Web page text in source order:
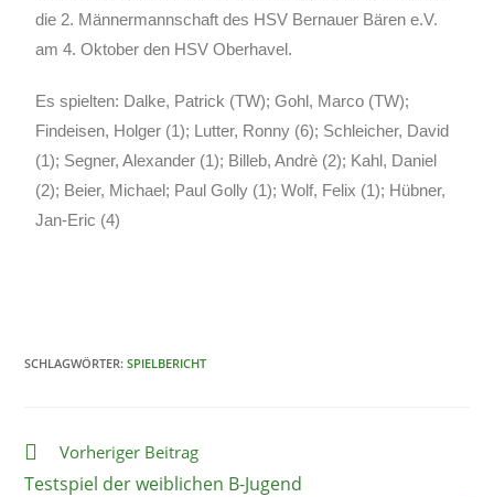
die 2. Männermannschaft des HSV Bernauer Bären e.V.
am 4. Oktober den HSV Oberhavel.
Es spielten: Dalke, Patrick (TW); Gohl, Marco (TW);
Findeisen, Holger (1); Lutter, Ronny (6); Schleicher, David
(1); Segner, Alexander (1); Billeb, Andrè (2); Kahl, Daniel
(2); Beier, Michael; Paul Golly (1); Wolf, Felix (1); Hübner,
Jan-Eric (4)
SCHLAGWÖRTER:SPIELBERICHT
Vorheriger Beitrag
Testspiel der weiblichen B-Jugend